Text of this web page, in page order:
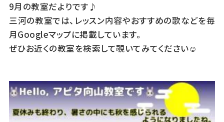
9月の教室だよりです♪
三河の教室では、レッスン内容やおすすめの歌などを毎
月Googleマップに掲載しています。
ぜひお近くの教室を検索して覗いてみてください☺︎